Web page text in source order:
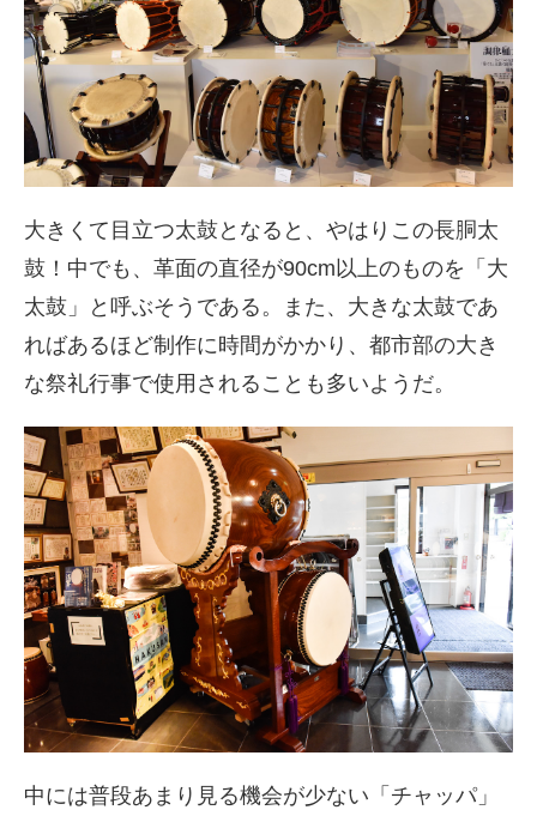
大きくて目立つ太鼓となると、やはりこの長胴太
鼓！中でも、革面の直径が90cm以上のものを「大
太鼓」と呼ぶそうである。また、大きな太鼓であ
ればあるほど制作に時間がかかり、都市部の大き
な祭礼行事で使用されることも多いようだ。
中には普段あまり見る機会が少ない「チャッパ」